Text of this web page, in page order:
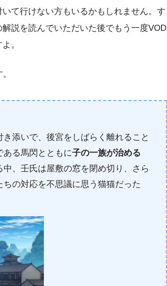
て行けない方もいるかもしれません。す
説を読んでいただいた後でもう一度VOD
。
添いで、後宮をしばらく離れること
ある馬閃とともに子の一族が治める
、壬氏は屋敷の窓を閉め切り、さら
の対応を不思議に思う猫猫だった